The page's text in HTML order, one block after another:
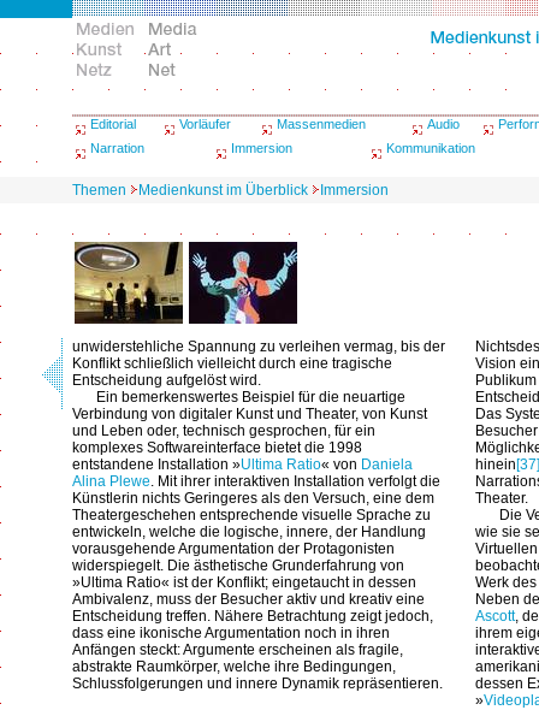
Editorial Vorläufer Massenmedien Audio
Narration
Immersion Kommunikation
Themen Medienkunst im Überblick Immersion
unwiderstehliche Spannung zu verleihen vermag, bis der
Konflikt schließlich vielleicht durch eine tragische
Entscheidung aufgelöst wird.
Ein bemerkenswertes Beispiel für die neuartige
Verbindung von digitaler Kunst und Theater, von Kunst
und Leben oder, technisch gesprochen, für ein
komplexes Softwareinterface bietet die 1998
entstandene Installation »Ultima Ratio« von Daniela
Alina Plewe. Mit ihrer interaktiven Installation verfolgt die
Künstlerin nichts Geringeres als den Versuch, eine dem
Theatergeschehen entsprechende visuelle Sprache zu
entwickeln, welche die logische, innere, der Handlung
vorausgehende Argumentation der Protagonisten
widerspiegelt. Die ästhetische Grunderfahrung von
»Ultima Ratio« ist der Konflikt; eingetaucht in dessen
Ambivalenz, muss der Besucher aktiv und kreativ eine
Entscheidung treffen. Nähere Betrachtung zeigt jedoch,
dass eine ikonische Argumentation noch in ihren
Anfängen steckt: Argumente erscheinen als fragile,
abstrakte Raumkörper, welche ihre Bedingungen,
Schlussfolgerungen und innere Dynamik repräsentieren.
Vision
Das
hinein[37]
Theater.
Die
wie sie
Werk
Neben
Ascott,
ihrem
dessen
»